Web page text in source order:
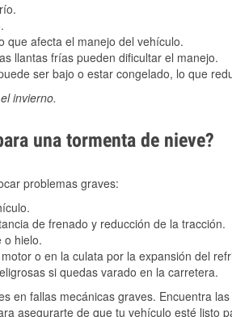
afecta el manejo del vehículo.
llantas frías pueden dificultar el manejo.
ser bajo o estar congelado, lo que
invierno.
una tormenta de nieve?
problemas graves:
de frenado y reducción de la tracción.
o hielo.
o en la culata por la expansión del
si quedas varado en la carretera.
en fallas mecánicas graves. Encuentra
asegurarte de que tu vehículo esté listo